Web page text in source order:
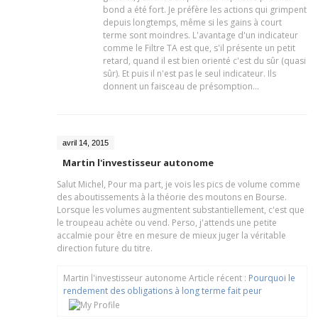
bond a été fort. Je préfère les actions qui grimpent
depuis longtemps, même si les gains à court
terme sont moindres. L'avantage d'un indicateur
comme le Filtre TA est que, s'il présente un petit
retard, quand il est bien orienté c'est du sûr (quasi
sûr). Et puis il n'est pas le seul indicateur. Ils
donnent un faisceau de présomption...
avril 14, 2015
Martin l'investisseur autonome
Salut Michel, Pour ma part, je vois les pics de volume comme
des aboutissements à la théorie des moutons en Bourse.
Lorsque les volumes augmentent substantiellement, c'est que
le troupeau achète ou vend. Perso, j'attends une petite
accalmie pour être en mesure de mieux juger la véritable
direction future du titre.
Martin l'investisseur autonome Article récent : Pourquoi le
rendement des obligations à long terme fait peur